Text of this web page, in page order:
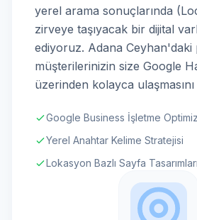
yerel arama sonuçlarında
zirveye taşıyacak bir dijital
ediyoruz. Adana Ceyhan'daki
müşterilerinizin size Google
üzerinden kolayca
Google Business İşletme
Yerel Anahtar Kelime Stratejisi
Lokasyon Bazlı Sayfa Tasarımları